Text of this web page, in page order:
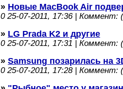
» Новые MacBook Air
025-07-2011, 17:36 | Коммент:
» LG Prada K2 и другие
025-07-2011, 17:31 | Коммент:
» Samsung позарилась на
025-07-2011, 17:28 | Коммент: